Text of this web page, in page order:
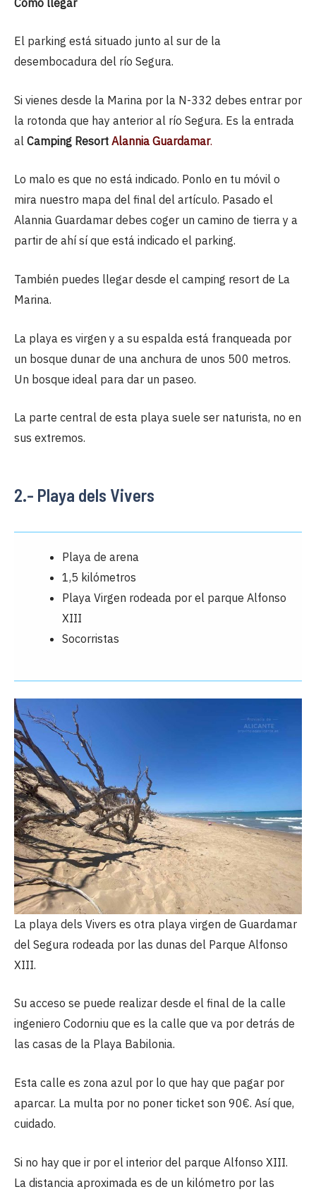
El parking está situado junto al sur de la
desembocadura del río Segura.
Si vienes desde la Marina por la N-332 debes entrar por
la rotonda que hay anterior al río Segura. Es la entrada
al Camping Resort Alannia Guardamar.
Lo malo es que no está indicado. Ponlo en tu móvil o
mira nuestro mapa del final del artículo. Pasado el
Alannia Guardamar debes coger un camino de tierra y a
partir de ahí sí que está indicado el parking.
También puedes llegar desde el camping resort de La
Marina.
La playa es virgen y a su espalda está franqueada por
un bosque dunar de una anchura de unos 500 metros.
Un bosque ideal para dar un paseo.
La parte central de esta playa suele ser naturista, no en
sus extremos.
2.- Playa dels Vivers
Playa de arena
1,5 kilómetros
Playa Virgen rodeada por el parque Alfonso
XIII
Socorristas
La playa dels Vivers es otra playa virgen de Guardamar
del Segura rodeada por las dunas del Parque Alfonso
XIII.
Su acceso se puede realizar desde el final de la calle
ingeniero Codorniu que es la calle que va por detrás de
las casas de la Playa Babilonia.
Esta calle es zona azul por lo que hay que pagar por
aparcar. La multa por no poner ticket son 90€. Así que,
cuidado.
Si no hay que ir por el interior del parque Alfonso XIII.
La distancia aproximada es de un kilómetro por las